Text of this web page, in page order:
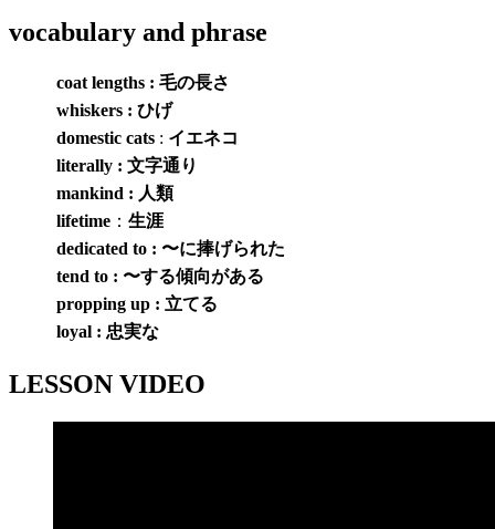
vocabulary and phrase
coat lengths : 毛の長さ
whiskers : ひげ
domestic cats : イエネコ
literally : 文字通り
mankind : 人類
lifetime ： 生涯
dedicated to : 〜に捧げられた
tend to : 〜する傾向がある
propping up : 立てる
loyal : 忠実な
LESSON VIDEO